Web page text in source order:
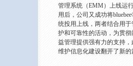
管理系统（EMM）上线运
用后，公司又成功将
统投用上线，两者结合用
护和可靠性的活动，为贯
益管理提供强有力的支持
维护信息化建设翻开了新的